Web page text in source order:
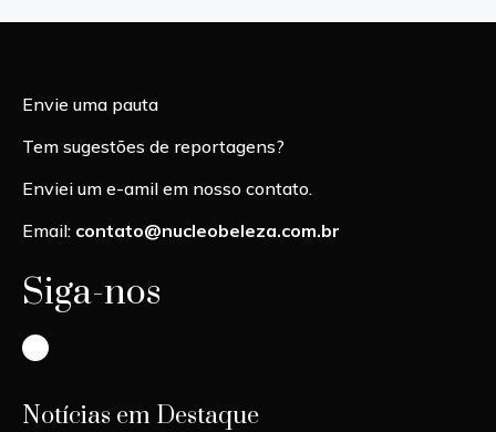
Envie uma pauta
Tem sugestões de reportagens?
Enviei um e-amil em nosso contato.
Email: contato@nucleobeleza.com.br
Siga-nos
Instagram
Notícias em Destaque